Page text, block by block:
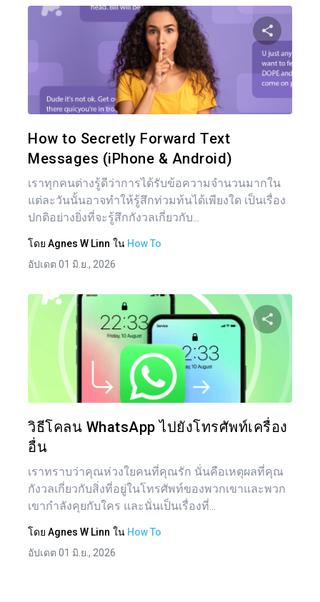
แบ่งปั
How to Secretly Forward Text
Messages (iPhone & Android)
เราทุกคนต่างรู้ดีว่าการได้รับข้อความจำนวนมากใน
แต่ละวันนั้นอาจทำให้รู้สึกท่วมท้นได้เพียงใด เป็นเรื่อง
ปกติอย่างยิ่งที่จะรู้สึกกังวลเกี่ยวกับ...
โดย Agnes W Linn ใน How To
อัปเดต 01 มิ.ย., 2026
วิธีโคลน WhatsApp ไปยังโทรศัพท์เครื่อง
อื่น
เราทราบว่าคุณห่วงใยคนที่คุณรัก นั่นคือเหตุผลที่คุณ
กังวลเกี่ยวกับสิ่งที่อยู่ในโทรศัพท์ของพวกเขาและพวก
เขากำลังคุยกับใคร และนั่นเป็นเรื่องที่...
โดย Agnes W Linn ใน How To
อัปเดต 01 มิ.ย., 2026